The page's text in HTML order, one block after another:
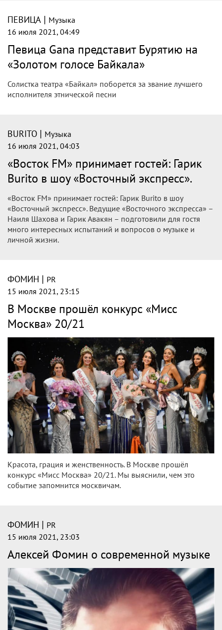
ПЕВИЦА | Музыка
16 июля 2021, 04:49
Певица Gana представит Бурятию на
«Золотом голосе Байкала»
Солистка театра «Байкал» поборется за звание лучшего
исполнителя этнической песни
BURITO | Музыка
16 июля 2021, 04:03
«Восток FM» принимает гостей: Гарик
Burito в шоу «Восточный экспресс».
«Восток FM» принимает гостей: Гарик Burito в шоу
«Восточный экспресс». Ведущие «Восточного экспресса» –
Наиля Шахова и Гарик Авакян – подготовили для гостя
много интересных испытаний и вопросов о музыке и
личной жизни.
ФОМИН | PR
15 июля 2021, 23:15
В Москве прошёл конкурс «Мисс
Москва» 20/21
Красота, грация и женственность. В Москве прошёл
конкурс «Мисс Москва» 20/21. Мы выяснили, чем это
событие запомнится москвичам.
ФОМИН | PR
15 июля 2021, 23:03
Алексей Фомин о современной музыке